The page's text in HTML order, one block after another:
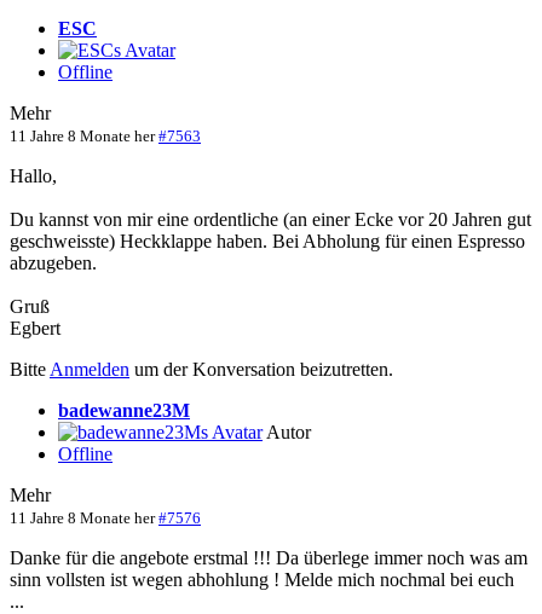
ESC
Offline
Mehr
11 Jahre 8 Monate her #7563
Hallo,
Du kannst von mir eine ordentliche (an einer Ecke vor 20 Jahren gut
geschweisste) Heckklappe haben. Bei Abholung für einen Espresso
abzugeben.
Gruß
Egbert
Bitte Anmelden um der Konversation beizutretten.
badewanne23M
Autor
Offline
Mehr
11 Jahre 8 Monate her #7576
Danke für die angebote erstmal !!! Da überlege immer noch was am
sinn vollsten ist wegen abhohlung ! Melde mich nochmal bei euch
...